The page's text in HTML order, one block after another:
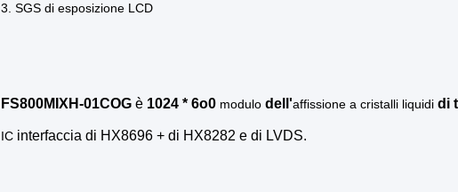
3. SGS di esposizione LCD
FS800MIXH-01COG è 1024 * 6o0 modulo dell'affissione a cristalli liquidi di
IC interfaccia di HX8696 + di HX8282 e di LVDS.